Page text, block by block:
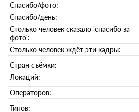
Спасибо/фото:
Спасибо/день:
Столько человек сказало 'спасибо за
фото':
Столько человек ждёт эти кадры:
Стран съёмки:
Локаций:
Операторов:
Типов: